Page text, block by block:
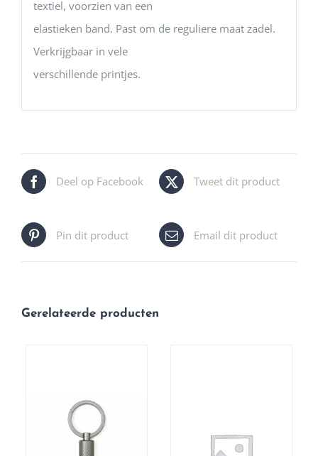
textiel, voorzien van een
elastieken band. Past om de reguliere maat zadel.
Verkrijgbaar in vele
verschillende printjes.
Deel op Facebook Tweet dit product
Pin dit product Email dit product
Gerelateerde producten